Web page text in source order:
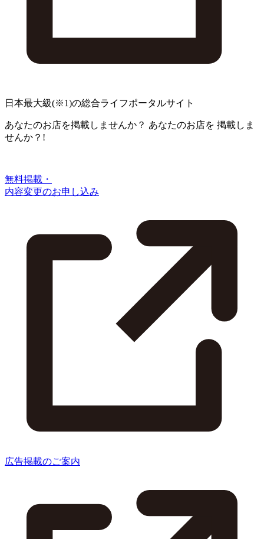
日本最大級(※1)の総合ライフポータルサイト
あなたのお店を掲載しませんか？ あなたのお店を 掲載しま
せんか？!
無料掲載・
内容変更のお申し込み
広告掲載のご案内